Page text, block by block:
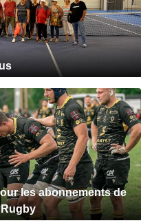
les abonnements de